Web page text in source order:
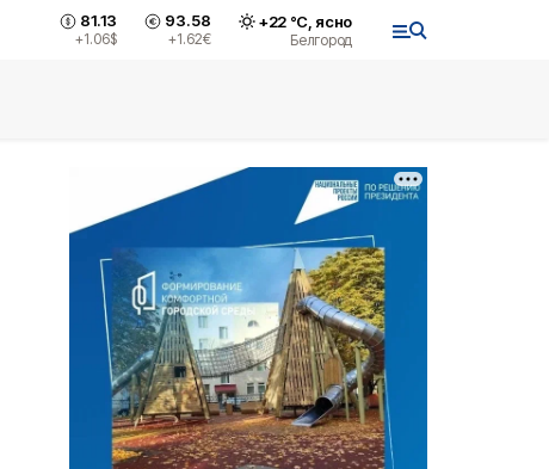
81.13
+1.06$
93.58
+1.62€
+22°С, ясно
Белгород